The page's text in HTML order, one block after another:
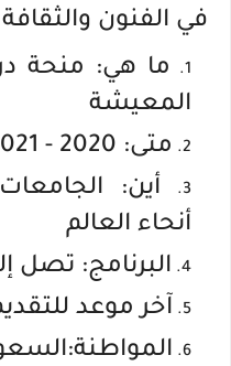
في الفنون والثقافة
ما هي: منحة
المعيشة
متى: 2020 - 2021
أين:
أنحاء العالم
البرنامج:
آخر موعد